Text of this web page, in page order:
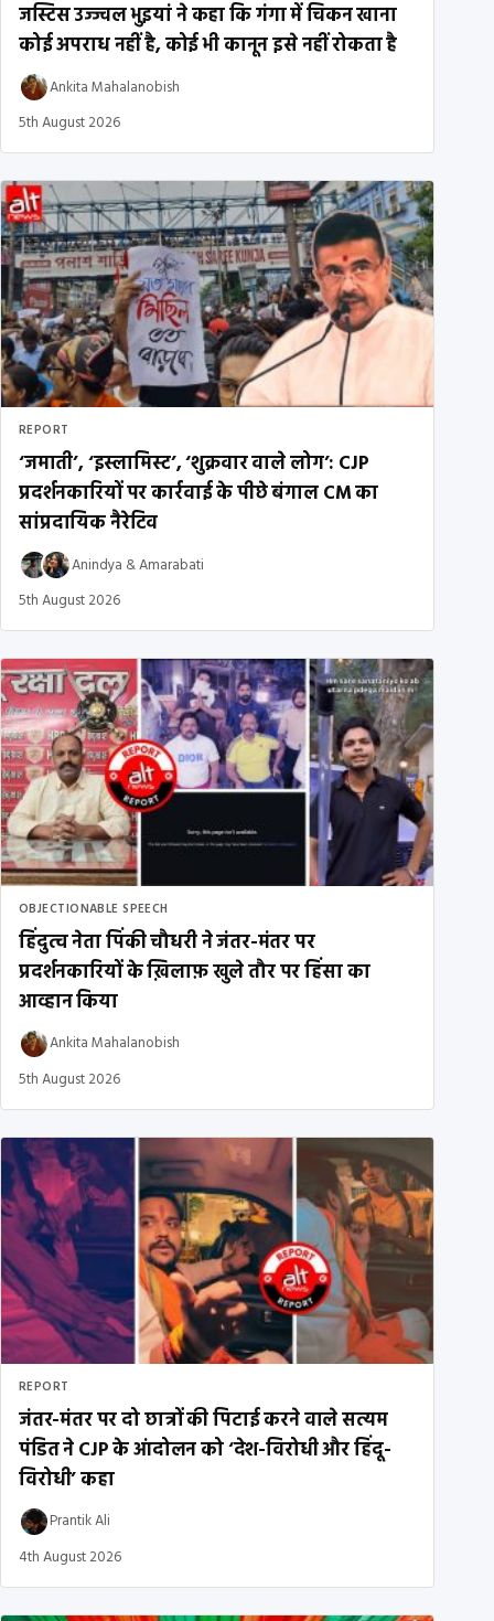
जस्टिस उज्ज्वल भुइयां ने कहा कि गंगा में चिकन खाना
कोई अपराध नहीं है, कोई भी कानून इसे नहीं रोकता है
Ankita Mahalanobish
5th August 2026
REPORT
‘जमाती’, ‘इस्लामिस्ट’, ‘शुक्रवार वाले लोग’: CJP
प्रदर्शनकारियों पर कार्रवाई के पीछे बंगाल CM का
सांप्रदायिक नैरेटिव
Anindya &Amarabati
5th August 2026
OBJECTIONABLE SPEECH
हिंदुत्व नेता पिंकी चौधरी ने जंतर-मंतर पर
प्रदर्शनकारियों के ख़िलाफ़ खुले तौर पर हिंसा का
आव्हान किया
Ankita Mahalanobish
5th August 2026
REPORT
जंतर-मंतर पर दो छात्रों की पिटाई करने वाले सत्यम
पंडित ने CJP के आंदोलन को ‘देश-विरोधी और हिंदू-
विरोधी’ कहा
Prantik Ali
4th August 2026